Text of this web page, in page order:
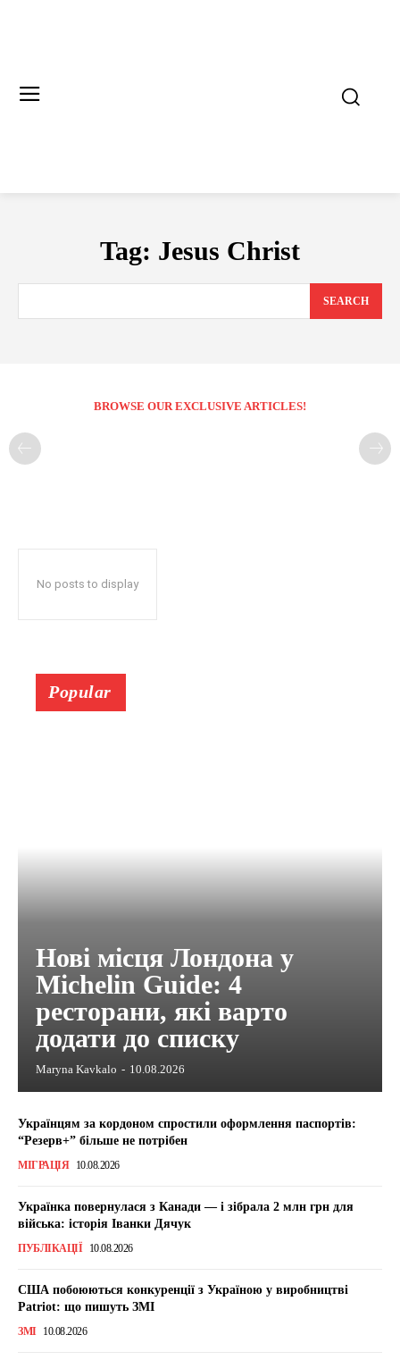
Tag: Jesus Christ
SEARCH
BROWSE OUR EXCLUSIVE ARTICLES!
No posts to display
Popular
Нові місця Лондона у
Michelin Guide: 4
ресторани, які варто
додати до списку
Maryna Kavkalo - 10.08.2026
Українцям за кордоном спростили оформлення паспортів:
“Резерв+” більше не потрібен
МІГРАЦІЯ 10.08.2026
Українка повернулася з Канади — і зібрала 2 млн грн для
війська: історія Іванки Дячук
ПУБЛІКАЦІЇ 10.08.2026
США побоюються конкуренції з Україною у виробництві
Patriot: що пишуть ЗМІ
ЗМІ 10.08.2026